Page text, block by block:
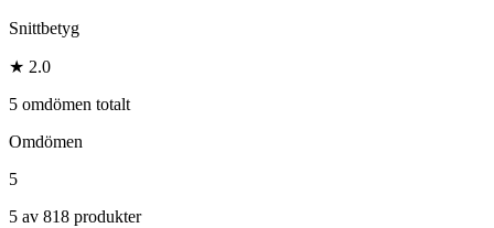
Snittbetyg
★ 2.0
5 omdömen totalt
Omdömen
5
5 av 818 produkter